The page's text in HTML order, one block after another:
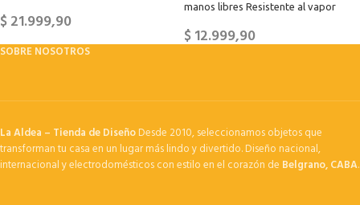
$21.999,90
manos libres Resistente al vapor
$12.999,90
SOBRE NOSOTROS
La Aldea – Tienda de DiseñoDesde 2010, seleccionamos objetos que
transforman tu casa en un lugar más lindo y divertido. Diseño nacional,
internacional y electrodomésticos con estilo en el corazón de Belgrano, CABA.